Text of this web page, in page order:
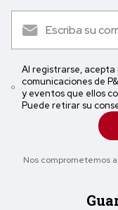
Al registrarse,
comunicaciones de
y eventos que ellos
Puede retirar su
Nos comprometemos